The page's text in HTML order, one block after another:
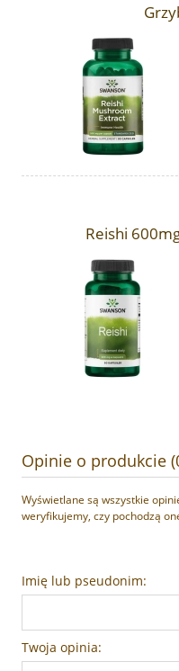
Reishi
Opinie o produkcie
Wyświetlane są wszystkie
weryfikujemy, czy pochodzą
Imię lub pseudonim:
Twoja opinia: